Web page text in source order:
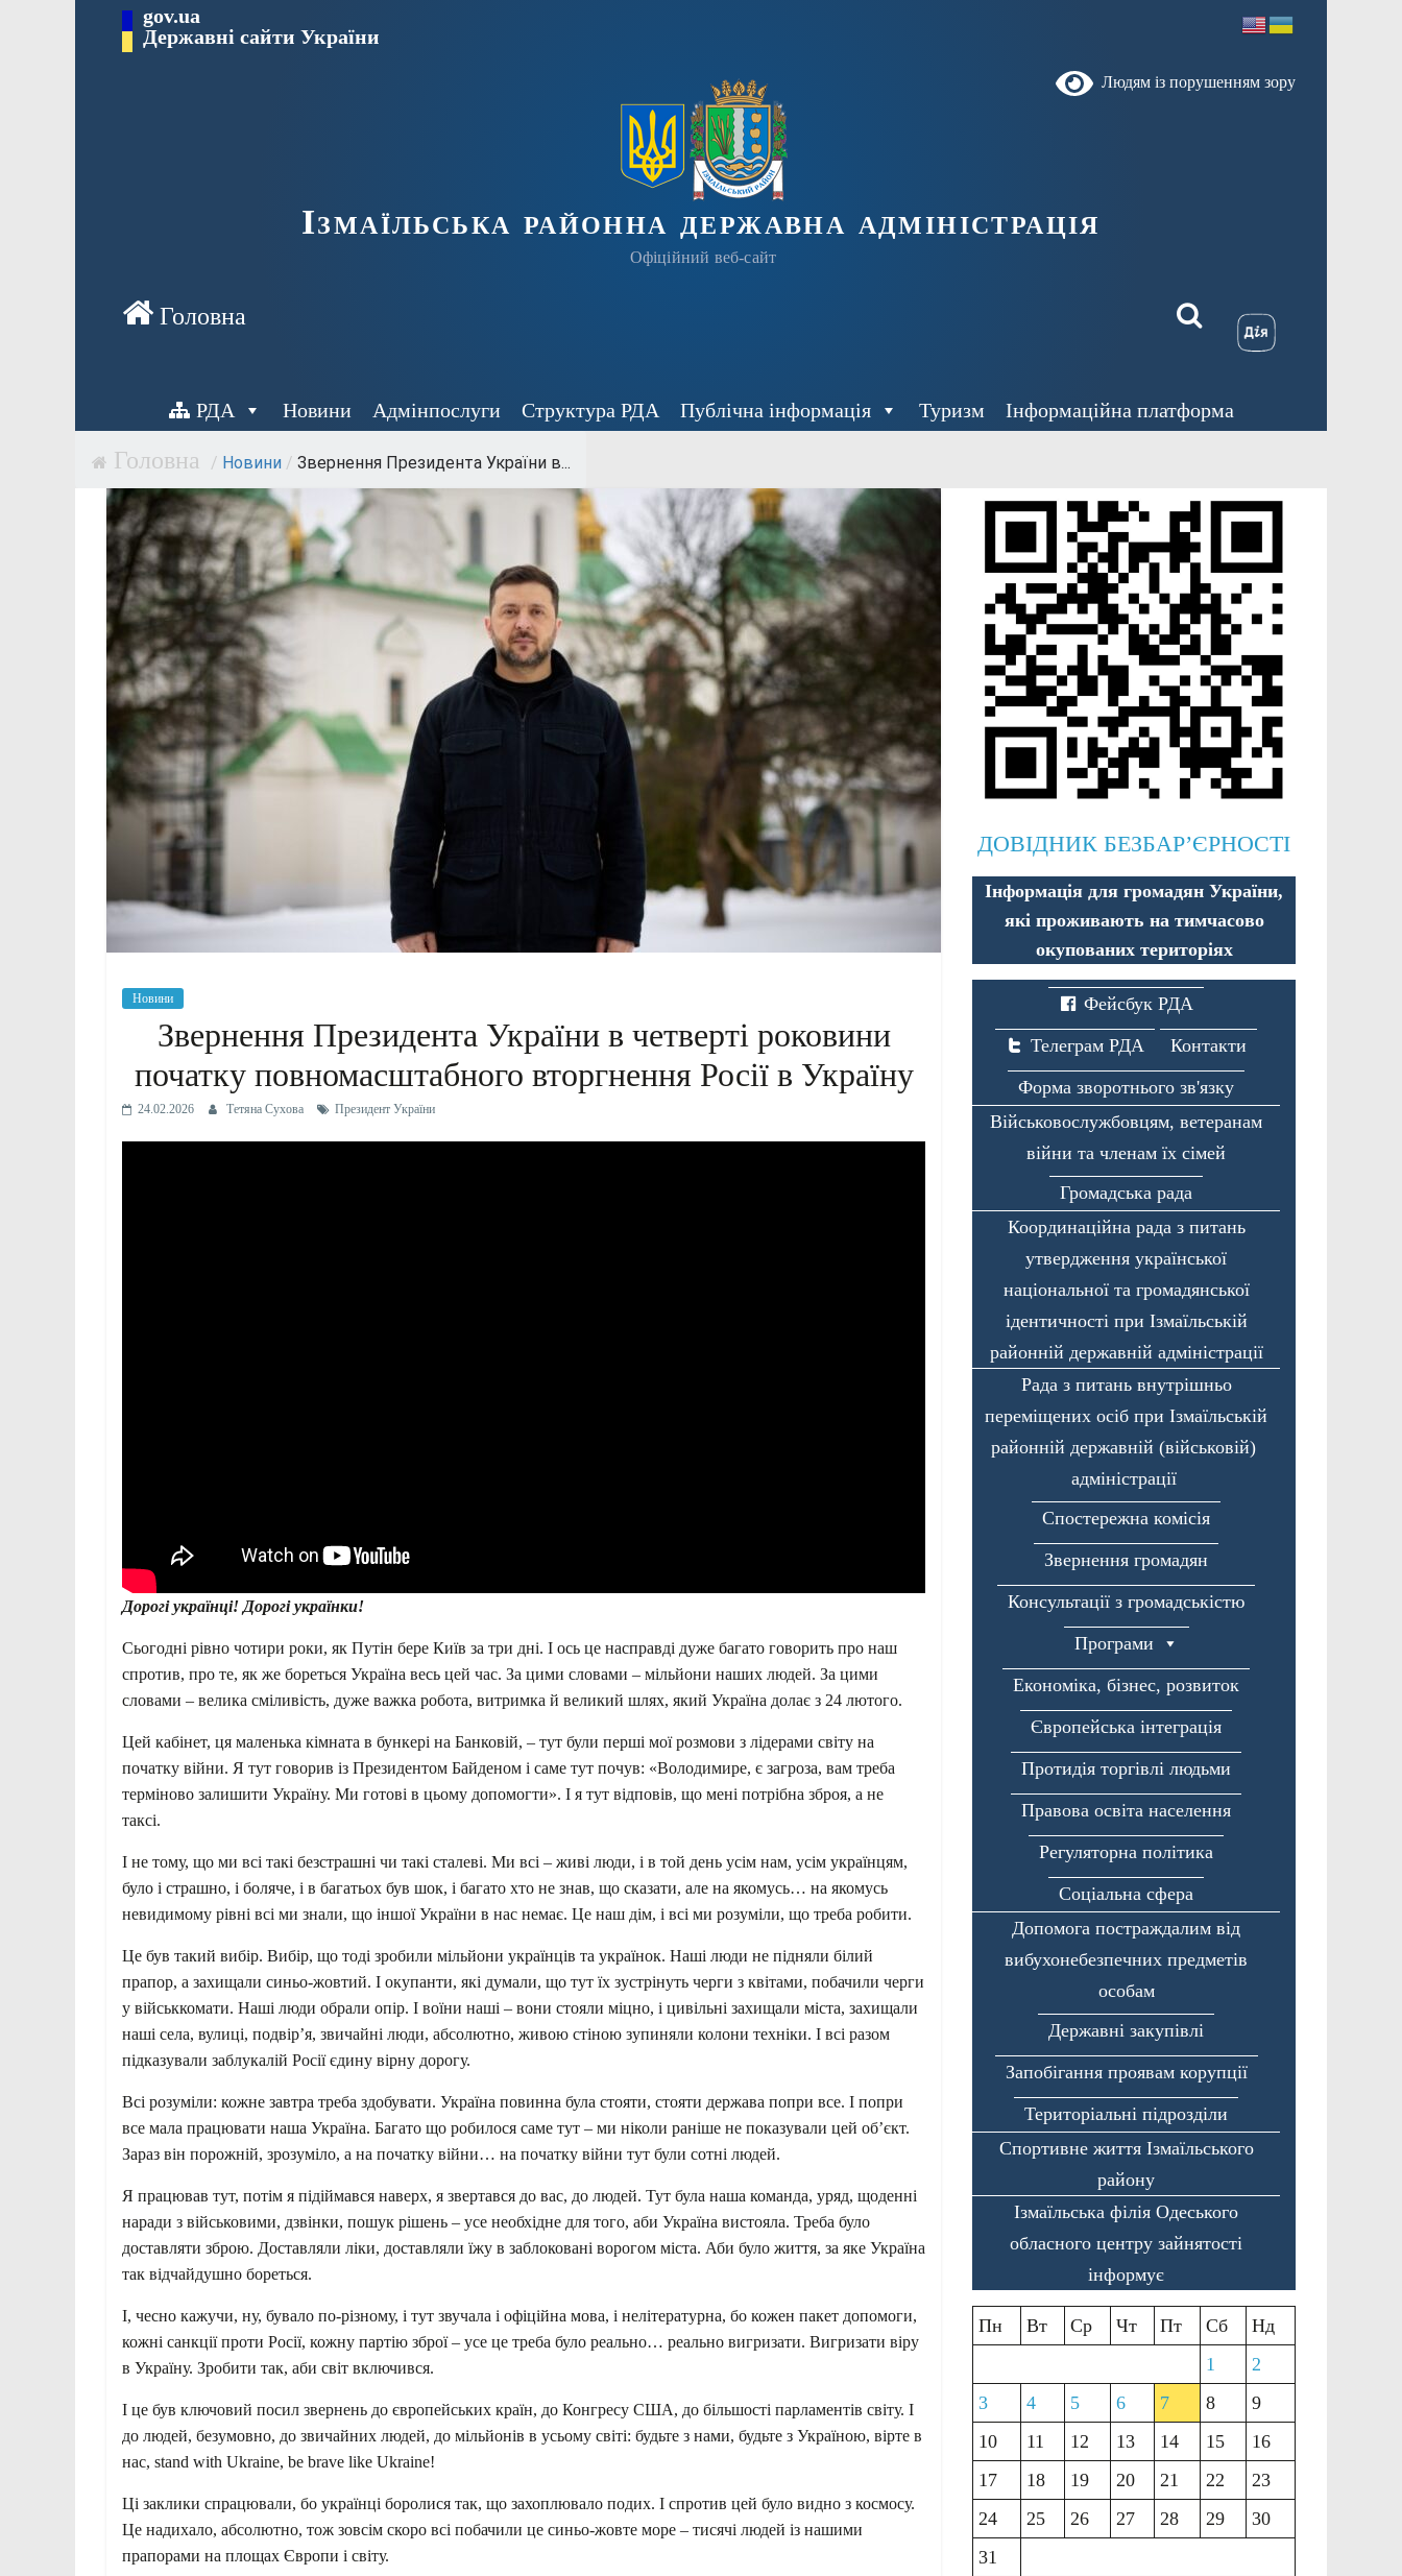
gov.ua
Державні сайти України
Людям із порушенням зору
Ізмаїльська районна державна адміністрація
Офіційний веб-сайт
РДА Новини Адмінпослуги Структура РДА Публічна інформація Туризм Інформаційна платформа
/ Новини / Звернення Президента України в...
Новини
Звернення Президента України в четверті роковини
початку повномасштабного вторгнення Росії в Україну
24.02.2026 Тетяна Сухова Президент України
Дорогі українці! Дорогі українки!
Сьогодні рівно чотири роки, як Путін бере Київ за три дні. І ось це насправді дуже багато говорить про наш
спротив, про те, як же бореться Україна весь цей час. За цими словами – мільйони наших людей. За цими
словами – велика сміливість, дуже важка робота, витримка й великий шлях, який Україна долає з 24 лютого.
Цей кабінет, ця маленька кімната в бункері на Банковій, – тут були перші мої розмови з лідерами світу на
початку війни. Я тут говорив із Президентом Байденом і саме тут почув: «Володимире, є загроза, вам треба
терміново залишити Україну. Ми готові в цьому допомогти». І я тут відповів, що мені потрібна зброя, а не
таксі.
І не тому, що ми всі такі безстрашні чи такі сталеві. Ми всі – живі люди, і в той день усім нам, усім українцям,
було і страшно, і боляче, і в багатьох був шок, і багато хто не знав, що сказати, але на якомусь… на якомусь
невидимому рівні всі ми знали, що іншої України в нас немає. Це наш дім, і всі ми розуміли, що треба робити.
Це був такий вибір. Вибір, що тоді зробили мільйони українців та українок. Наші люди не підняли білий
прапор, а захищали синьо-жовтий. І окупанти, які думали, що тут їх зустрінуть черги з квітами, побачили черги
у військкомати. Наші люди обрали опір. І воїни наші – вони стояли міцно, і цивільні захищали міста, захищали
наші села, вулиці, подвір’я, звичайні люди, абсолютно, живою стіною зупиняли колони техніки. І всі разом
підказували заблукалій Росії єдину вірну дорогу.
Всі розуміли: кожне завтра треба здобувати. Україна повинна була стояти, стояти держава попри все. І попри
все мала працювати наша Україна. Багато що робилося саме тут – ми ніколи раніше не показували цей об’єкт.
Зараз він порожній, зрозуміло, а на початку війни… на початку війни тут були сотні людей.
Я працював тут, потім я підіймався наверх, я звертався до вас, до людей. Тут була наша команда, уряд, щоденні
наради з військовими, дзвінки, пошук рішень – усе необхідне для того, аби Україна вистояла. Треба було
доставляти зброю. Доставляли ліки, доставляли їжу в заблоковані ворогом міста. Аби було життя, за яке Україна
так відчайдушно бореться.
І, чесно кажучи, ну, бувало по-різному, і тут звучала і офіційна мова, і нелітературна, бо кожен пакет допомоги,
кожні санкції проти Росії, кожну партію зброї – усе це треба було реально… реально вигризати. Вигризати віру
в Україну. Зробити так, аби світ включився.
І це був ключовий посил звернень до європейських країн, до Конгресу США, до більшості парламентів світу. І
до людей, безумовно, до звичайних людей, до мільйонів в усьому світі: будьте з нами, будьте з Україною, вірте в
нас, stand with Ukraine, be brave like Ukraine!
Ці заклики спрацювали, бо українці боролися так, що захоплювало подих. І спротив цей було видно з космосу.
Це надихало, абсолютно, тож зовсім скоро всі побачили це синьо-жовте море – тисячі людей із нашими
прапорами на площах Європи і світу.
ДОВІДНИК БЕЗБАР’ЄРНОСТІ
Інформація для громадян України,
які проживають на тимчасово
окупованих територіях
Фейсбук РДА
Телеграм РДА
Контакти
Форма зворотнього зв'язку
Військовослужбовцям, ветеранам
війни та членам їх сімей
Громадська рада
Координаційна рада з питань
утвердження української
національної та громадянської
ідентичності при Ізмаїльській
районній державній адміністрації
Рада з питань внутрішньо
переміщених осіб при Ізмаїльській
районній державній (військовій)
адміністрації
Спостережна комісія
Звернення громадян
Консультації з громадськістю
Програми
Економіка, бізнес, розвиток
Європейська інтеграція
Протидія торгівлі людьми
Правова освіта населення
Регуляторна політика
Соціальна сфера
Допомога постраждалим від
вибухонебезпечних предметів
особам
Державні закупівлі
Запобігання проявам корупції
Територіальні підрозділи
Спортивне життя Ізмаїльського
району
Ізмаїльська філія Одеського
обласного центру зайнятості
інформує
Пн Вт Ср Чт Пт Сб
Нд
1
2
3
4 5 6 7 8
9
10
11 12 13 14 15
16
17
18 19 20 21 22
23
24
25 26 27 28 29
30
31